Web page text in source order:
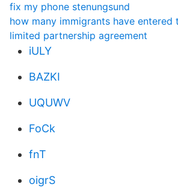
fix my phone stenungsund
how many immigrants have entered
limited partnership agreement
iULY
BAZKI
UQUWV
FoCk
fnT
oigrS